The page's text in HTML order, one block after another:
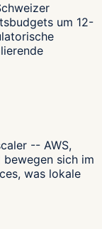
um 12-
-- AWS,
sich im
was lokale